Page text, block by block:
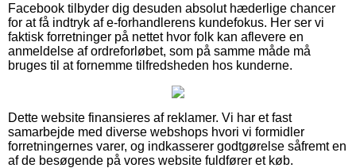
Facebook tilbyder dig desuden absolut hæderlige chancer
for at få indtryk af e-forhandlerens kundefokus. Her ser vi
faktisk forretninger på nettet hvor folk kan aflevere en
anmeldelse af ordreforløbet, som på samme måde må
bruges til at fornemme tilfredsheden hos kunderne.
Dette website finansieres af reklamer. Vi har et fast
samarbejde med diverse webshops hvori vi formidler
forretningernes varer, og indkasserer godtgørelse såfremt en
af de besøgende på vores website fuldfører et køb.